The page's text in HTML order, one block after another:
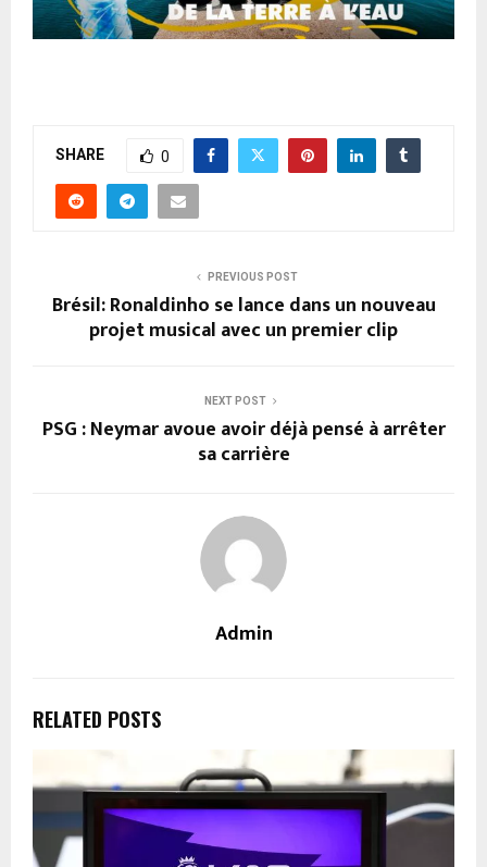
SHARE 0
PREVIOUS POST
Brésil: Ronaldinho se lance dans un nouveau
projet musical avec un premier clip
NEXT POST
PSG : Neymar avoue avoir déjà pensé à arrêter
sa carrière
Admin
RELATED POSTS